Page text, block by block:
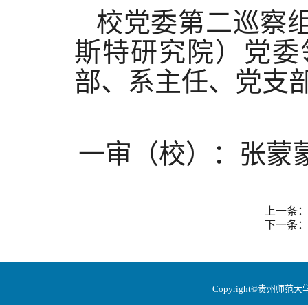
校党委第二巡察
斯特研究院） 党委
部、系主任、党支
一审（校）：张蒙
上一条
下一条
Copyright©贵州师范大